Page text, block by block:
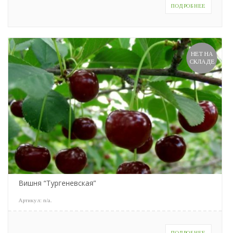
ПОДРОБНЕЕ
НЕТ НА
СКЛАДЕ
Вишня “Тургеневская”
Артикул: n/a